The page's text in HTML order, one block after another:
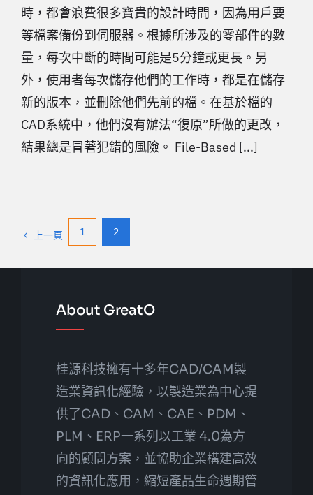
時，都會浪費很多寶貴的設計時間，因為用戶要
等檔案備份到伺服器。根據所涉及的零部件的數
量，每次中斷的時間可能是5分鐘或更長。另
外，使用者每次儲存他們的工作時，都是在儲存
新的版本，並刪除他們先前的檔。在基於檔的
CAD系統中，他們沒有辦法“復原”所做的更改，
結果總是冒著犯錯的風險。 File-Based [...]
上一頁 1 2
About GreatO
桂源科技擁有十多年CAD/CAM製
造業資訊化經驗，以製造業為中心提
供了CAD、CAM、CAE、PDM、
PLM、ERP一系列以工業 4.0為方
向的顧問方案，並協助企業構建高效
的資訊化應用，縮短產品生命週期管